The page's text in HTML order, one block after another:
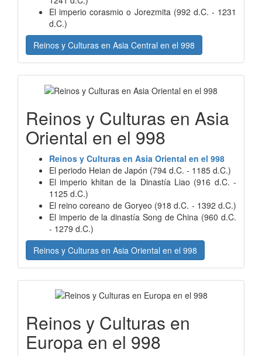
El imperio corasmio o Jorezmita (992 d.C. - 1231
d.C.)
Reinos y Culturas en Asia Central en el 998
Reinos y Culturas en Asia
Oriental en el 998
Reinos y Culturas en Asia Oriental en el 998
El periodo Heian de Japón (794 d.C. - 1185 d.C.)
El imperio khitan de la Dinastía Liao (916 d.C. -
1125 d.C.)
El reino coreano de Goryeo (918 d.C. - 1392 d.C.)
El imperio de la dinastía Song de China (960 d.C.
- 1279 d.C.)
Reinos y Culturas en Asia Oriental en el 998
Reinos y Culturas en
Europa en el 998